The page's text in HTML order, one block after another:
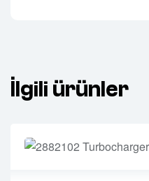
İlgili ürünler